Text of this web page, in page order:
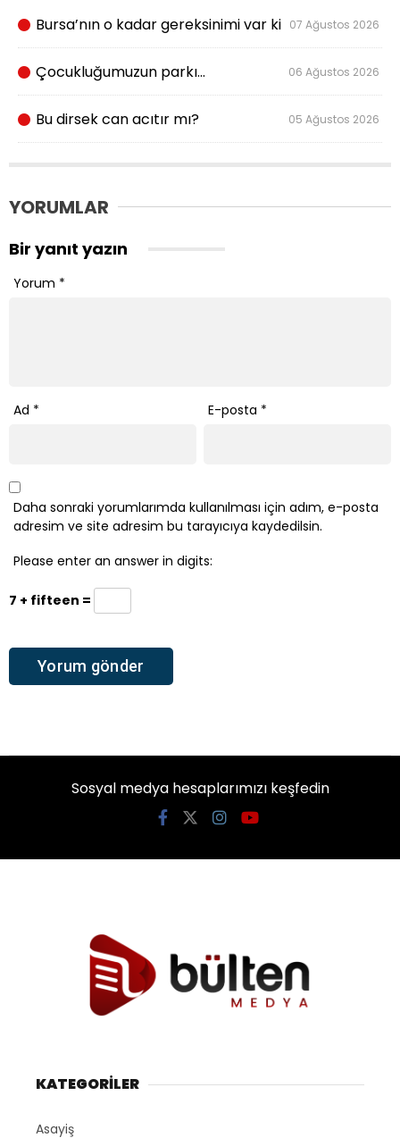
Bursa’nın o kadar gereksinimi var ki 07 Ağustos 2026
Çocukluğumuzun parkı… 06 Ağustos 2026
Bu dirsek can acıtır mı? 05 Ağustos 2026
YORUMLAR
Bir yanıt yazın
Yorum *
Ad * E-posta *
Daha sonraki yorumlarımda kullanılması için adım, e-posta
adresim ve site adresim bu tarayıcıya kaydedilsin.
Please enter an answer in digits:
7 + fifteen =
Sosyal medya hesaplarımızı keşfedin
KATEGORİLER
Asayiş